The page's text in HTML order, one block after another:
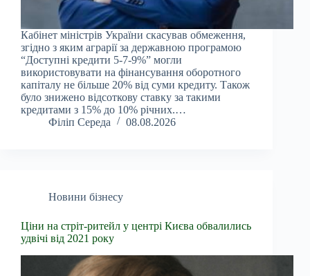
Кабінет міністрів України скасував обмеження,
згідно з яким аграрії за державною програмою
“Доступні кредити 5-7-9%” могли
використовувати на фінансування оборотного
капіталу не більше 20% від суми кредиту. Також
було знижено відсоткову ставку за такими
кредитами з 15% до 10% річних.…
Філіп Середа
08.08.2026
Новини бізнесу
Ціни на стріт-ритейл у центрі Києва обвалились
удвічі від 2021 року